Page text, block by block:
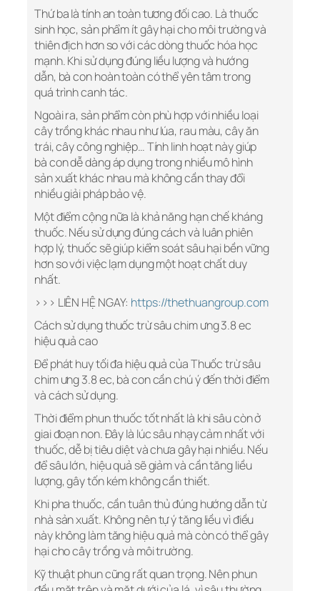
Thứ ba là tính an toàn tương đối cao. Là thuốc
sinh học, sản phẩm ít gây hại cho môi trường và
thiên địch hơn so với các dòng thuốc hóa học
mạnh. Khi sử dụng đúng liều lượng và hướng
dẫn, bà con hoàn toàn có thể yên tâm trong
quá trình canh tác.
Ngoài ra, sản phẩm còn phù hợp với nhiều loại
cây trồng khác nhau như lúa, rau màu, cây ăn
trái, cây công nghiệp… Tính linh hoạt này giúp
bà con dễ dàng áp dụng trong nhiều mô hình
sản xuất khác nhau mà không cần thay đổi
nhiều giải pháp bảo vệ.
Một điểm cộng nữa là khả năng hạn chế kháng
thuốc. Nếu sử dụng đúng cách và luân phiên
hợp lý, thuốc sẽ giúp kiểm soát sâu hại bền vững
hơn so với việc lạm dụng một hoạt chất duy
nhất.
>>> LIÊN HỆ NGAY: https://thethuangroup.com
Cách sử dụng thuốc trừ sâu chim ưng 3.8 ec
hiệu quả cao
Để phát huy tối đa hiệu quả của Thuốc trừ sâu
chim ưng 3.8 ec, bà con cần chú ý đến thời điểm
và cách sử dụng.
Thời điểm phun thuốc tốt nhất là khi sâu còn ở
giai đoạn non. Đây là lúc sâu nhạy cảm nhất với
thuốc, dễ bị tiêu diệt và chưa gây hại nhiều. Nếu
để sâu lớn, hiệu quả sẽ giảm và cần tăng liều
lượng, gây tốn kém không cần thiết.
Khi pha thuốc, cần tuân thủ đúng hướng dẫn từ
nhà sản xuất. Không nên tự ý tăng liều vì điều
này không làm tăng hiệu quả mà còn có thể gây
hại cho cây trồng và môi trường.
Kỹ thuật phun cũng rất quan trọng. Nên phun